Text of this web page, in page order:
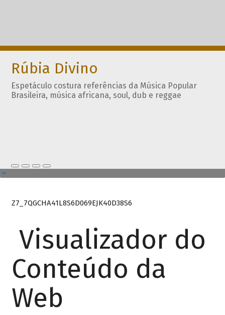
Rúbia Divino
Espetáculo costura referências da Música Popular
Brasileira, música africana, soul, dub e reggae
Z7_7QGCHA41L8S6D069EJK40D38S6
Visualizador do
Conteúdo da
Web